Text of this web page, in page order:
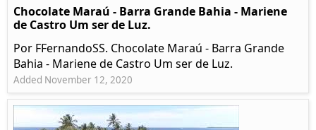
Chocolate Maraú - Barra Grande Bahia - Mariene
de Castro Um ser de Luz.
Por FFernandoSS. Chocolate Maraú - Barra Grande
Bahia - Mariene de Castro Um ser de Luz.
Added November 12, 2020